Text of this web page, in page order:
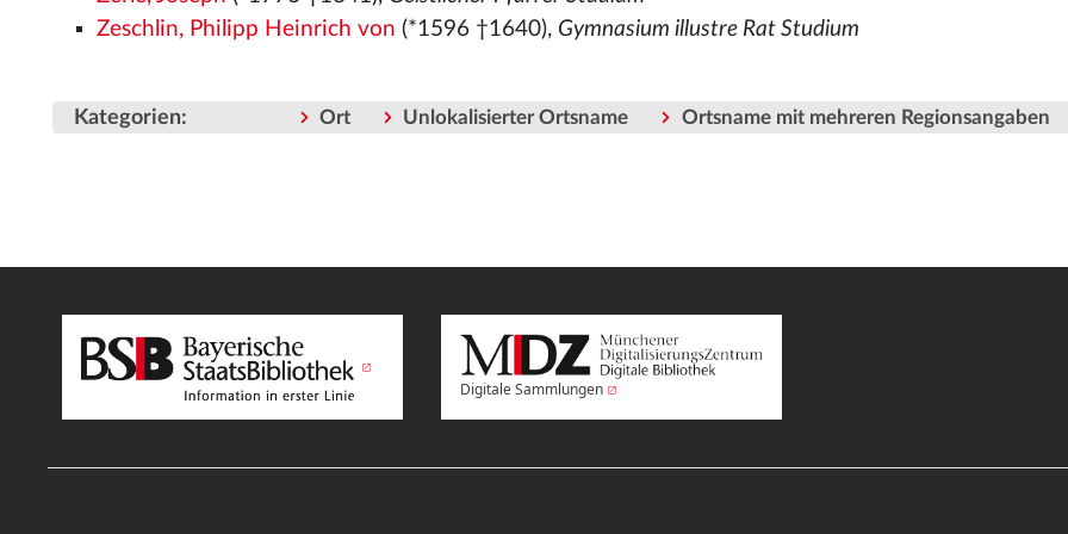
Zeschlin, Philipp Heinrich von (*1596 †1640), Gymnasium illustre Rat Studium
Kategorien: Ort Unlokalisierter Ortsname Ortsname mit mehreren Regionsangaben
Digitale Sammlungen